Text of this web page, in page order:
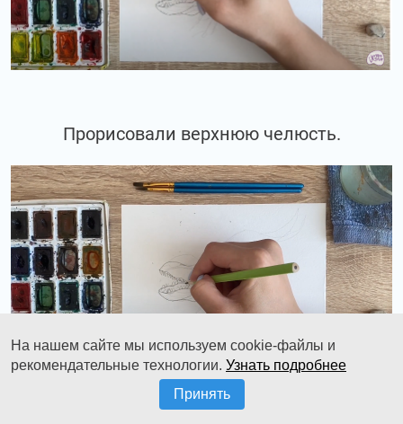
Прорисовали верхнюю челюсть.
На нашем сайте мы используем cookie-файлы и
рекомендательные технологии. Узнать подробнее
Принять